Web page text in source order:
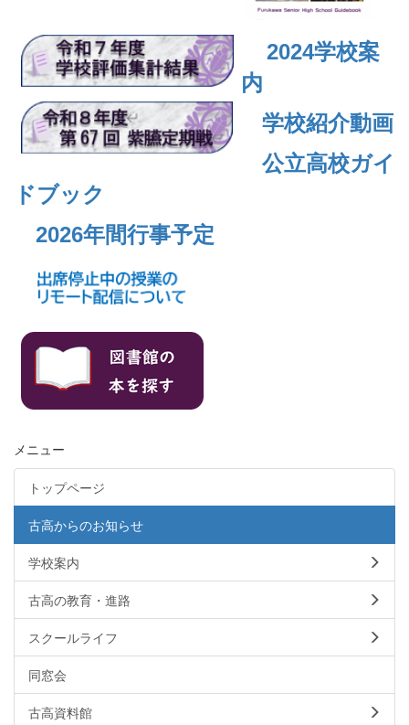
2024学校案
内
学校紹介動画
公立高校ガイ
ドブック
2026年間行事予定
メニュー
トップページ
古高からのお知らせ
学校案内
古高の教育・進路
スクールライフ
同窓会
古高資料館